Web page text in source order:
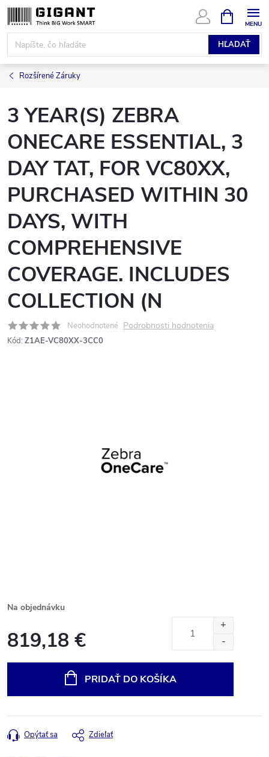
Prejsť
na
obsah
HĽADAŤ
KOŠÍK
Rozšírené Záruky
3 YEAR(S) ZEBRA
ONECARE ESSENTIAL, 3
DAY TAT, FOR VC80XX,
PURCHASED WITHIN 30
DAYS, WITH
COMPREHENSIVE
COVERAGE. INCLUDES
COLLECTION (N
Neohodnotené Podrobnosti hodnotenia
Kód: Z1AE-VC80XX-3CC0
Na objednávku
819,18 €
PRIDAŤ DO KOŠÍKA
Opýtať sa Zdieľať